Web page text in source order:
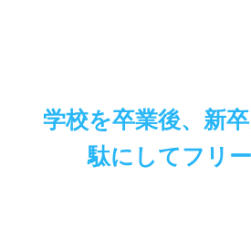
学校を卒業後、新
駄にしてフリ